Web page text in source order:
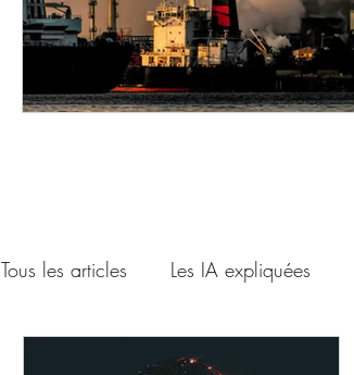
Tous les articles Les IA expliquées